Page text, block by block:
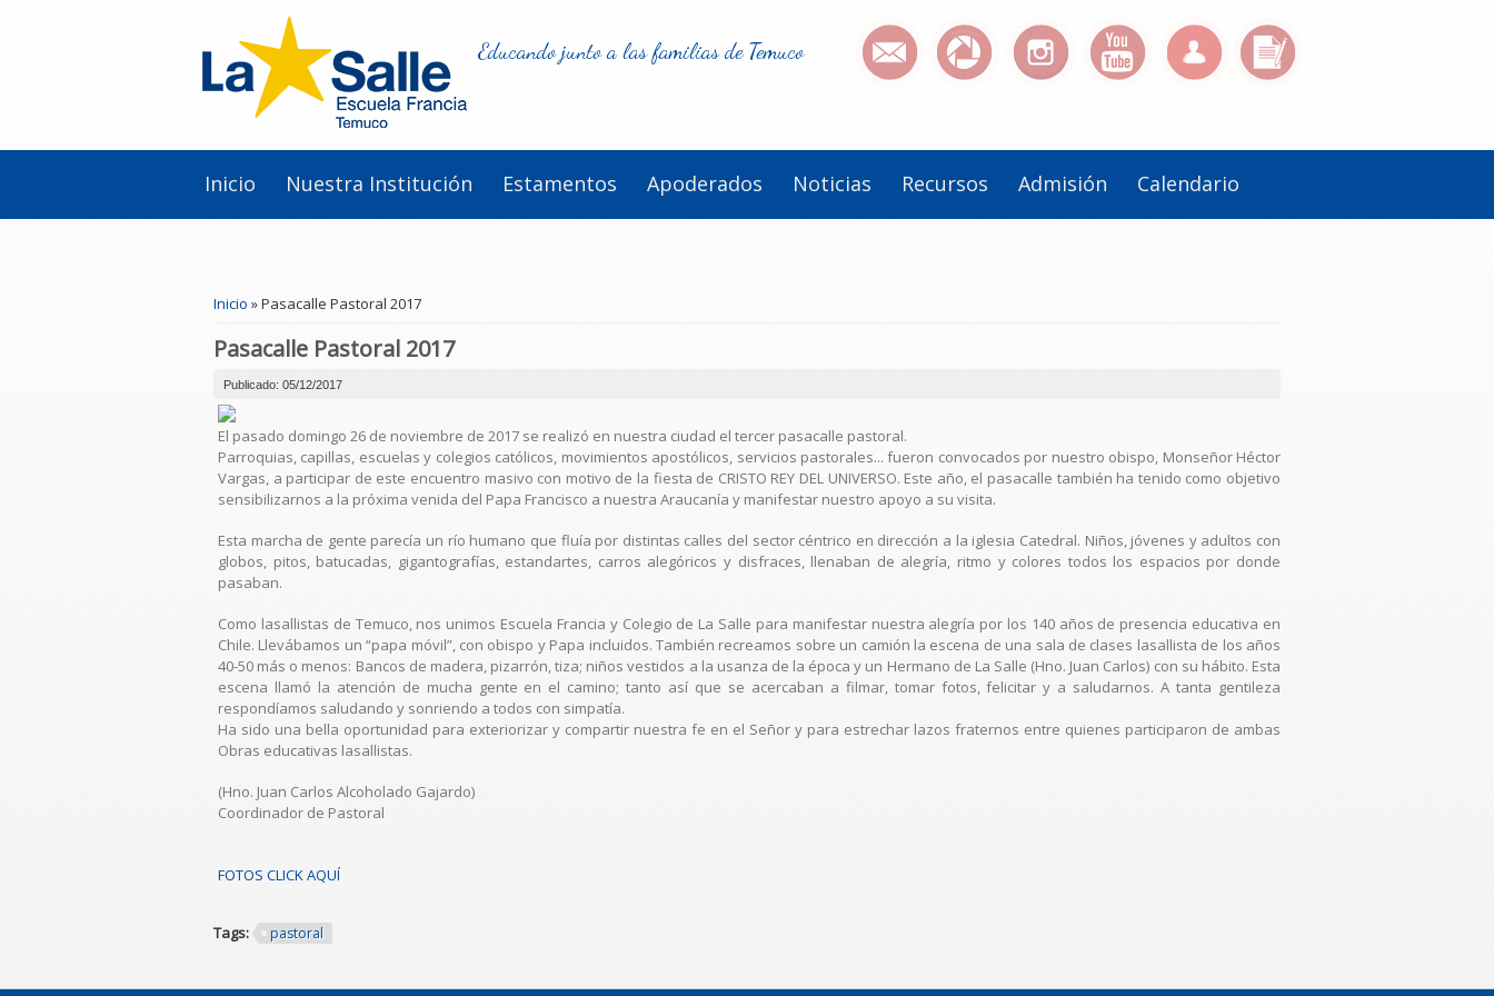
Educando junto a las familias de Temuco
Inicio Nuestra Institución Estamentos Apoderados Noticias Recursos Admisión Calendario
Inicio » Pasacalle Pastoral 2017
Pasacalle Pastoral 2017
Publicado: 05/12/2017
El pasado domingo 26 de noviembre de 2017 se realizó en nuestra ciudad el tercer pasacalle pastoral.
Parroquias, capillas, escuelas y colegios católicos, movimientos apostólicos, servicios pastorales... fueron convocados por nuestro obispo, Monseñor Héctor
Vargas, a participar de este encuentro masivo con motivo de la fiesta de CRISTO REY DEL UNIVERSO. Este año, el pasacalle también ha tenido como objetivo
sensibilizarnos a la próxima venida del Papa Francisco a nuestra Araucanía y manifestar nuestro apoyo a su visita.
Esta marcha de gente parecía un río humano que fluía por distintas calles del sector céntrico en dirección a la iglesia Catedral. Niños, jóvenes y adultos con
globos, pitos, batucadas, gigantografías, estandartes, carros alegóricos y disfraces, llenaban de alegría, ritmo y colores todos los espacios por donde
pasaban.
Como lasallistas de Temuco, nos unimos Escuela Francia y Colegio de La Salle para manifestar nuestra alegría por los 140 años de presencia educativa en
Chile. Llevábamos un “papa móvil”, con obispo y Papa incluidos. También recreamos sobre un camión la escena de una sala de clases lasallista de los años
40-50 más o menos: Bancos de madera, pizarrón, tiza; niños vestidos a la usanza de la época y un Hermano de La Salle (Hno. Juan Carlos) con su hábito. Esta
escena llamó la atención de mucha gente en el camino; tanto así que se acercaban a filmar, tomar fotos, felicitar y a saludarnos. A tanta gentileza
respondíamos saludando y sonriendo a todos con simpatía.
Ha sido una bella oportunidad para exteriorizar y compartir nuestra fe en el Señor y para estrechar lazos fraternos entre quienes participaron de ambas
Obras educativas lasallistas.
(Hno. Juan Carlos Alcoholado Gajardo)
Coordinador de Pastoral
FOTOS CLICK AQUÍ
Tags: pastoral